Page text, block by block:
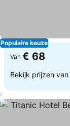
Populaire keuze
Van € 68
Bekijk prijzen van